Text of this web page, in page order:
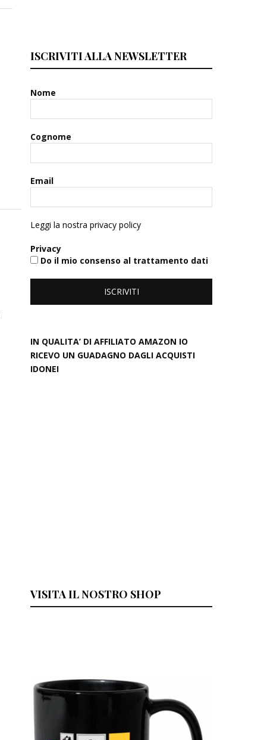
ISCRIVITI ALLA NEWSLETTER
Nome
Cognome
Email
Leggi la nostra privacy policy
Privacy
Do il mio consenso al trattamento dati
IN QUALITA’ DI AFFILIATO AMAZON IO
RICEVO UN GUADAGNO DAGLI ACQUISTI
IDONEI
VISITA IL NOSTRO SHOP